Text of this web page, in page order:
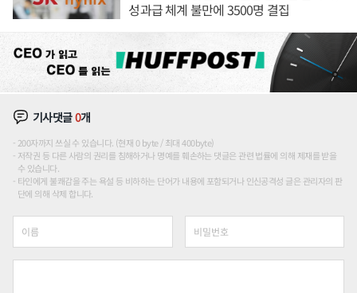
성과급 체계 불만에 3500명 결집
기사댓글0개
200자까지 쓰실 수 있습니다. (현재 0 byte / 최대 400byte)
저작권 등 다른 사람의 권리를 침해하거나 명예를 훼손하는 댓글은 관련 법률에 의해 제재를 받을
수 있습니다.
타인에게 불쾌감을 주는 욕설 등 비하하는 단어가 내용에 포함되거나 인신공격성 글은 관리자의 판
단에 의해 삭제 합니다.